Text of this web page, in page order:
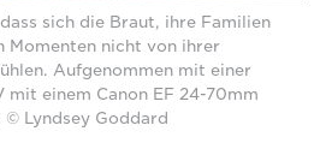
sich die Braut, ihre Familien
Momenten nicht von ihrer
Aufgenommen mit einer
mit einem Canon EF 24-70mm
© Lyndsey Goddard